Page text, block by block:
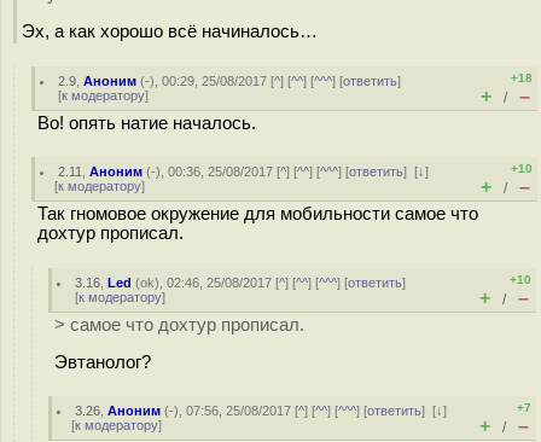
Эх, а как хорошо всё начиналось…
2.9 ,Аноним (-), 00:29, 25/08/2017 [^] [^^] [^^^] [ответить]
[к модератору]
+18
+ / –
Во! опять натие началось.
2.11 ,Аноним (-), 00:36, 25/08/2017 [^] [^^] [^^^] [ответить][↓]
[к модератору]
+10
+ / –
Так гномовое окружение для мобильности самое что
дохтур прописал.
3.16 ,Led (ok), 02:46, 25/08/2017 [^] [^^] [^^^] [ответить]
[к модератору]
+10
+ / –
> самое что дохтур прописал.
Эвтанолог?
3.26 ,Аноним (-), 07:56, 25/08/2017 [^] [^^] [^^^] [ответить][↓]
[к модератору]
+7
+ / –